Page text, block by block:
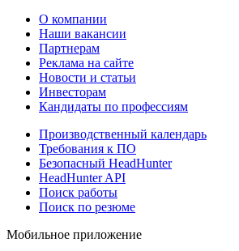
О компании
Наши вакансии
Партнерам
Реклама на сайте
Новости и статьи
Инвесторам
Кандидаты по профессиям
Производственный календарь
Требования к ПО
Безопасный HeadHunter
HeadHunter API
Поиск работы
Поиск по резюме
Мобильное приложение